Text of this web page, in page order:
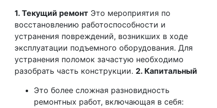
1. Текущий ремонт Это мероприятия по
восстановлению работоспособности и
устранения повреждений, возникших в ходе
эксплуатации подъемного оборудования. Для
устранения поломок зачастую необходимо
разобрать часть конструкции. 2. Капитальный
Это более сложная разновидность
ремонтных работ, включающая в себя: